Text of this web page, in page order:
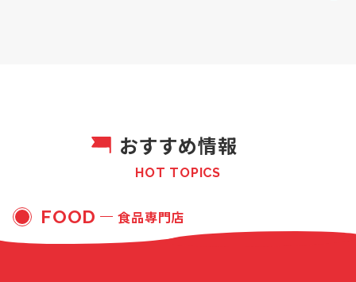
おすすめ情報
HOT TOPICS
FOOD 食品専門店